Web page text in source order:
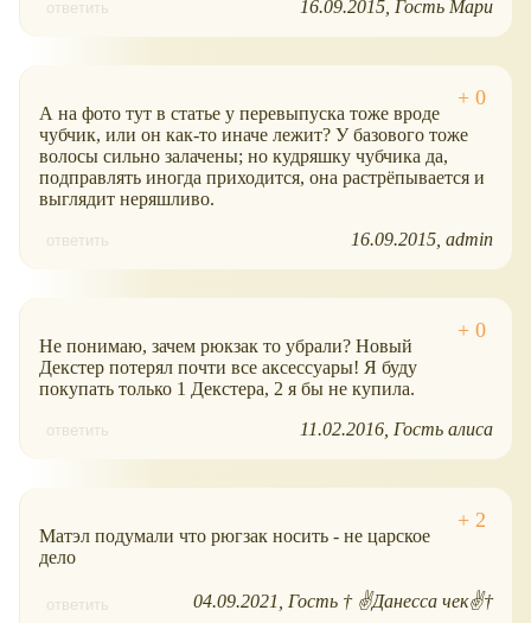
ответить 16.09.2015 Гость Мари
А на фото тут в статье у перевыпуска тоже вроде
чубчик, или он как-то иначе лежит? У базового тоже
волосы сильно залачены; но кудряшку чубчика да,
подправлять иногда приходится, она растрёпывается и
выглядит неряшливо.
ответить 16.09.2015 admin
Не понимаю, зачем рюкзак то убрали? Новый
Декстер потерял почти все аксессуары! Я буду
покупать только 1 Декстера, 2 я бы не купила.
ответить 11.02.2016 Гость алиса
Матэл подумали что рюгзак носить - не царское
дело
ответить 04.09.2021 Гость † ✌️Данесса чек✌️†